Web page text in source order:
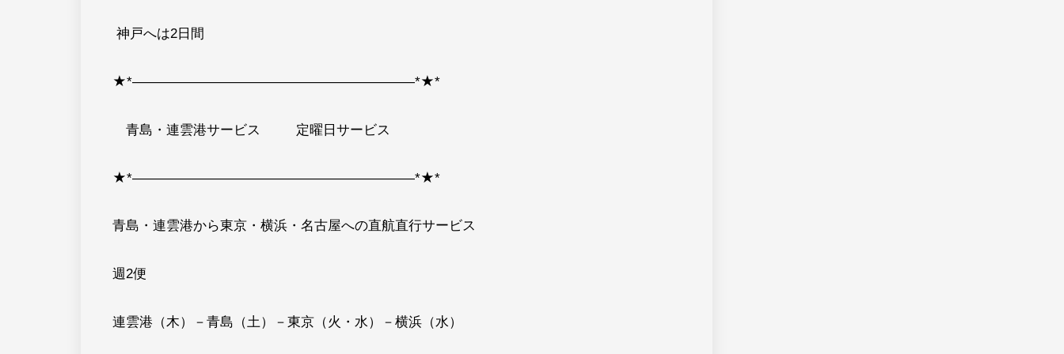
神戸へは2日間
★*―――――――――――――――――――――*★*
青島・連雲港サービス 定曜日サービス
★*―――――――――――――――――――――*★*
青島・連雲港から東京・横浜・名古屋への直航直行サービス
週2便
連雲港（木）－青島（土）－東京（火・水）－横浜（水）